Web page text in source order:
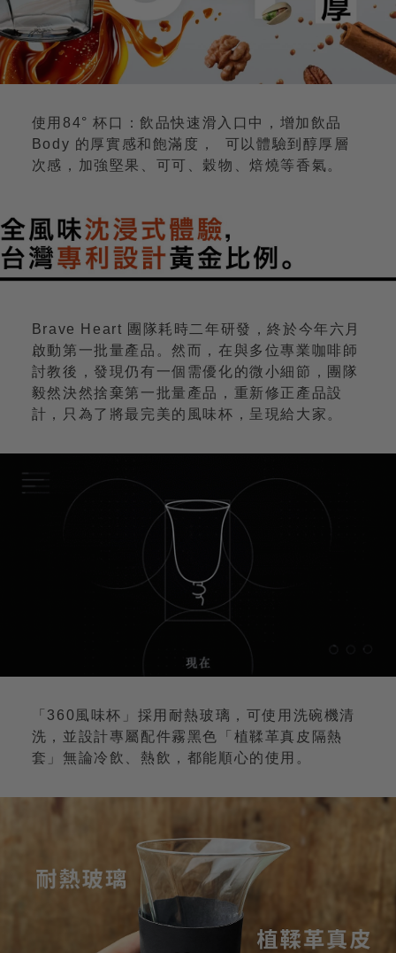
使用84° 杯口：飲品快速滑入口中，增加飲品
Body 的厚實感和飽滿度， 可以體驗到醇厚層
次感，加強堅果、可可、穀物、焙燒等香氣。
Brave Heart 團隊耗時二年研發，終於今年六月
啟動第一批量產品。然而，在與多位專業咖啡師
討教後，發現仍有一個需優化的微小細節，團隊
毅然決然捨棄第一批量產品，重新修正產品設
計，只為了將最完美的風味杯，呈現給大家。
「360風味杯」採用耐熱玻璃，可使用洗碗機清
洗，並設計專屬配件霧黑色「植鞣革真皮隔熱
套」無論冷飲、熱飲，都能順心的使用。